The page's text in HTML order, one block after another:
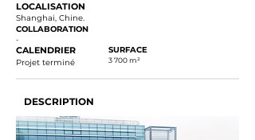
LOCALISATION
Shanghai, Chine.
COLLABORATION
-
CALENDRIER
Projet terminé
SURFACE
3 700 m²
DESCRIPTION